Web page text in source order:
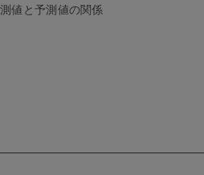
値と予測値の関係